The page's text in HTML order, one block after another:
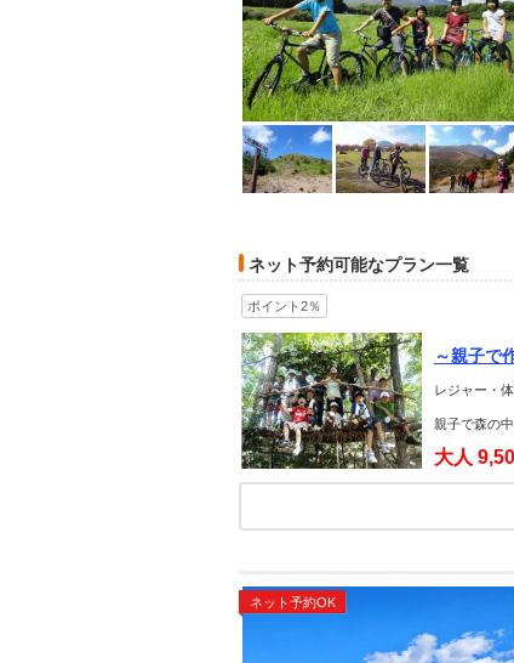
ネット予約可能なプラン一覧
ポイント2％
～親子で
レジャー・
親子で森の
大人
ネット予約OK